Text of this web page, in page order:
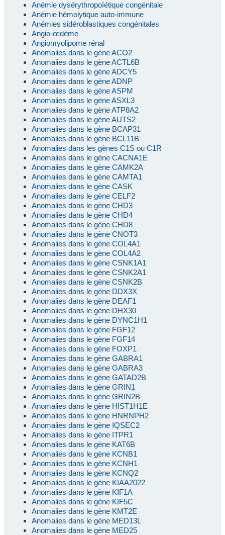
Anémie dysérythropoïétique congénitale
Anémie hémolytique auto-immune
Anémies sidéroblastiques congénitales
Angio-œdème
Angiomyolipome rénal
Anomalies dans le gène ACO2
Anomalies dans le gène ACTL6B
Anomalies dans le gène ADCY5
Anomalies dans le gène ADNP
Anomalies dans le gène ASPM
Anomalies dans le gène ASXL3
Anomalies dans le gène ATP8A2
Anomalies dans le gène AUTS2
Anomalies dans le gène BCAP31
Anomalies dans le gène BCL11B
Anomalies dans les gènes C1S ou C1R
Anomalies dans le gène CACNA1E
Anomalies dans le gène CAMK2A
Anomalies dans le gène CAMTA1
Anomalies dans le gène CASK
Anomalies dans le gène CELF2
Anomalies dans le gène CHD3
Anomalies dans le gène CHD4
Anomalies dans le gène CHD8
Anomalies dans le gène CNOT3
Anomalies dans le gène COL4A1
Anomalies dans le gène COL4A2
Anomalies dans le gène CSNK1A1
Anomalies dans le gène CSNK2A1
Anomalies dans le gène CSNK2B
Anomalies dans le gène DDX3X
Anomalies dans le gène DEAF1
Anomalies dans le gène DHX30
Anomalies dans le gène DYNC1H1
Anomalies dans le gène FGF12
Anomalies dans le gène FGF14
Anomalies dans le gène FOXP1
Anomalies dans le gène GABRA1
Anomalies dans le gène GABRA3
Anomalies dans le gène GATAD2B
Anomalies dans le gène GRIN1
Anomalies dans le gène GRIN2B
Anomalies dans le gène HIST1H1E
Anomalies dans le gène HNRNPH2
Anomalies dans le gène IQSEC2
Anomalies dans le gène ITPR1
Anomalies dans le gène KAT6B
Anomalies dans le gène KCNB1
Anomalies dans le gène KCNH1
Anomalies dans le gène KCNQ2
Anomalies dans le gène KIAA2022
Anomalies dans le gène KIF1A
Anomalies dans le gène KIF5C
Anomalies dans le gène KMT2E
Anomalies dans le gène MED13L
Anomalies dans le gène MED25